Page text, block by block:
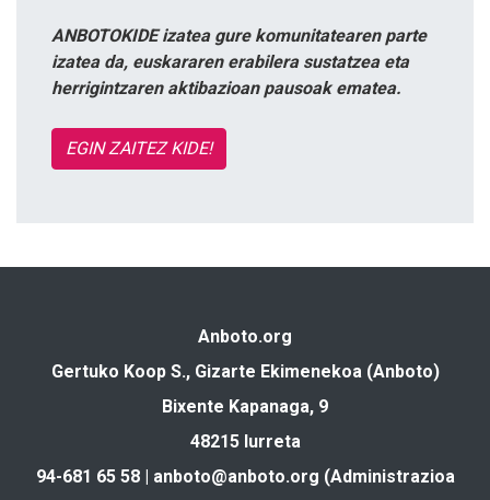
ANBOTOKIDE izatea gure komunitatearen parte
izatea da, euskararen erabilera sustatzea eta
herrigintzaren aktibazioan pausoak ematea.
EGIN ZAITEZ KIDE!
Anboto.org
Gertuko Koop S., Gizarte Ekimenekoa (Anboto)
Bixente Kapanaga, 9
48215 Iurreta
94-681 65 58 | anboto@anboto.org (Administrazioa